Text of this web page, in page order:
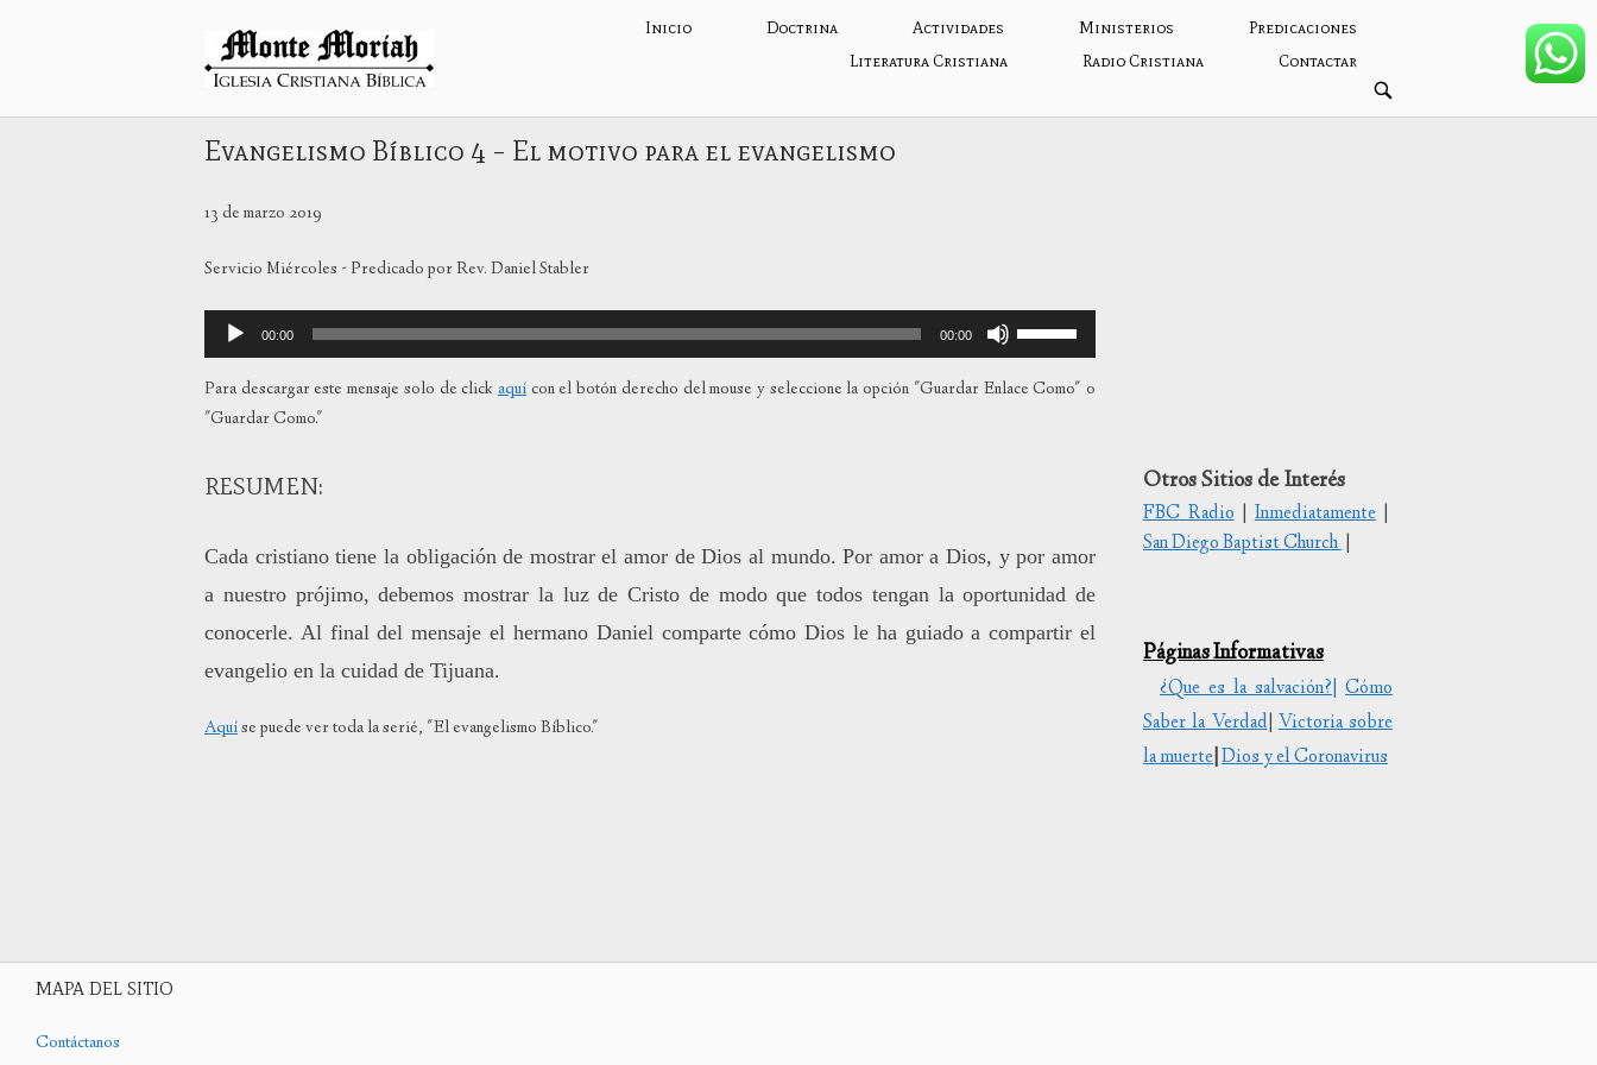
Inicio
Inicio Doctrina Actividades Ministerios
Predicaciones
Literatura Cristiana
Radio Cristiana Contactar
ABRIR
BARRA
DE
Evangelismo Bíblico 4 – El motivo para el evangelismo
13 de marzo 2019
Servicio Miércoles - Predicado por Rev. Daniel Stabler
Reproductor
de
audio
00:00 00:00
las
teclas
o
disminuir
volumen.
Para descargar este mensaje solo de click aquí con el botón derecho del mouse y seleccione la opción "Guardar Enlace Como" o
"Guardar Como."
RESUMEN:
Cada cristiano tiene la obligación de mostrar el amor de Dios al mundo. Por amor a Dios, y por amor
a nuestro prójimo, debemos mostrar la luz de Cristo de modo que todos tengan la oportunidad de
conocerle. Al final del mensaje el hermano Daniel comparte cómo Dios le ha guiado a compartir el
evangelio en la cuidad de Tijuana.
Aquíse puede ver toda la serié, "El evangelismo Bíblico."
Otros Sitios de Interés
FBC Radio|Inmediatamente|
San Diego Baptist Church
Páginas Informativas
¿Que es la salvación?| Cómo
Saber la Verdad|Victoria sobre
la muerte Dios y el Coronavirus
MAPA DEL SITIO
Contáctanos